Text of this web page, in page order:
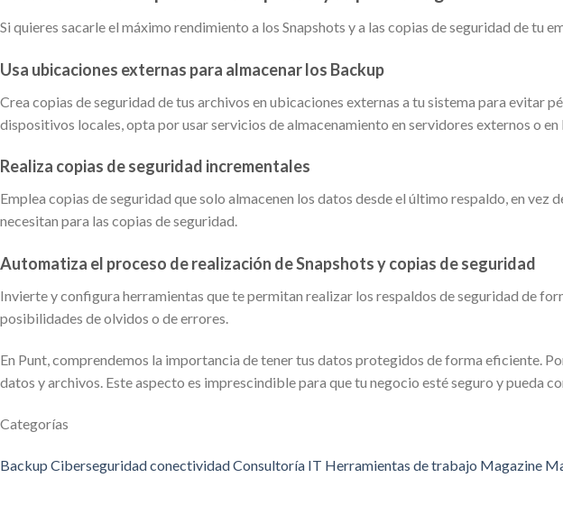
Si quieres sacarle el máximo rendimiento a los Snapshots y a las copias de seguridad de tu
Usa ubicaciones externas para almacenar los Backup
Crea copias de seguridad de tus archivos en ubicaciones externas a tu sistema para evitar
dispositivos locales, opta por usar servicios de almacenamiento en servidores externos o en
Realiza copias de seguridad incrementales
Emplea copias de seguridad que solo almacenen los datos desde el último respaldo, en
necesitan para las copias de seguridad.
Automatiza el proceso de realización de Snapshots y copias de seguridad
Invierte y configura herramientas que te permitan realizar los respaldos de seguridad de
posibilidades de olvidos o de errores.
En Punt, comprendemos la importancia de tener tus datos protegidos de forma eficiente.
datos y archivos. Este aspecto es imprescindible para que tu negocio esté seguro y pueda
Categorías
Backup CiberseguridadconectividadConsultoría IT Herramientas de trabajo Magazine